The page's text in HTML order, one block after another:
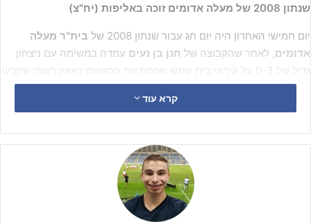
שנתון 2008 של מעלה אדומים זוכה באליפות (יח"צ)
יום חמישי האחרון היה יום חג עבור שנתון 2008 של
בית"ר מעלה
אדומים , לאחר שהקבוצה של חנן בן נעים עמדה במשימה עם ניצחון
גדול של 0-3 על עירוני בית שמש שפתח את החגיגות באופן רשמי שקבעו
כי מעלה אדומים היא אלופת נערים ג' דן2.
קרא עוד